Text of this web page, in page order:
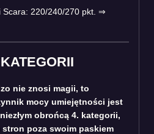
Scara: 220/240/270 pkt. ⇒
nie znosi magii, to
mocy umiejętności jest
obrońcą 4. kategorii,
stron poza swoim paskiem